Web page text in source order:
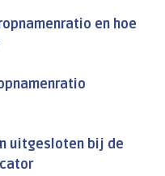
en hoe
uitgesloten bij de